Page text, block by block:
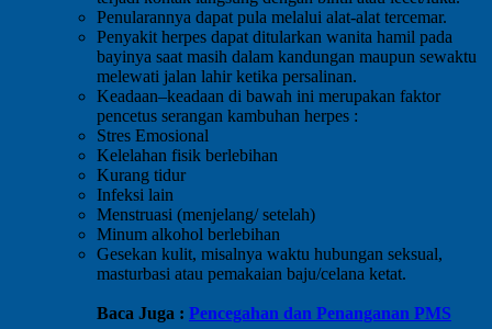
Penularannya dapat pula melalui alat-alat tercemar.
Penyakit herpes dapat ditularkan wanita hamil pada
bayinya saat masih dalam kandungan maupun sewaktu
melewati jalan lahir ketika persalinan.
Keadaan–keadaan di bawah ini merupakan faktor
pencetus serangan kambuhan herpes :
Stres Emosional
Kelelahan fisik berlebihan
Kurang tidur
Infeksi lain
Menstruasi (menjelang/ setelah)
Minum alkohol berlebihan
Gesekan kulit, misalnya waktu hubungan seksual,
masturbasi atau pemakaian baju/celana ketat.
Baca Juga : Pencegahan dan Penanganan PMS